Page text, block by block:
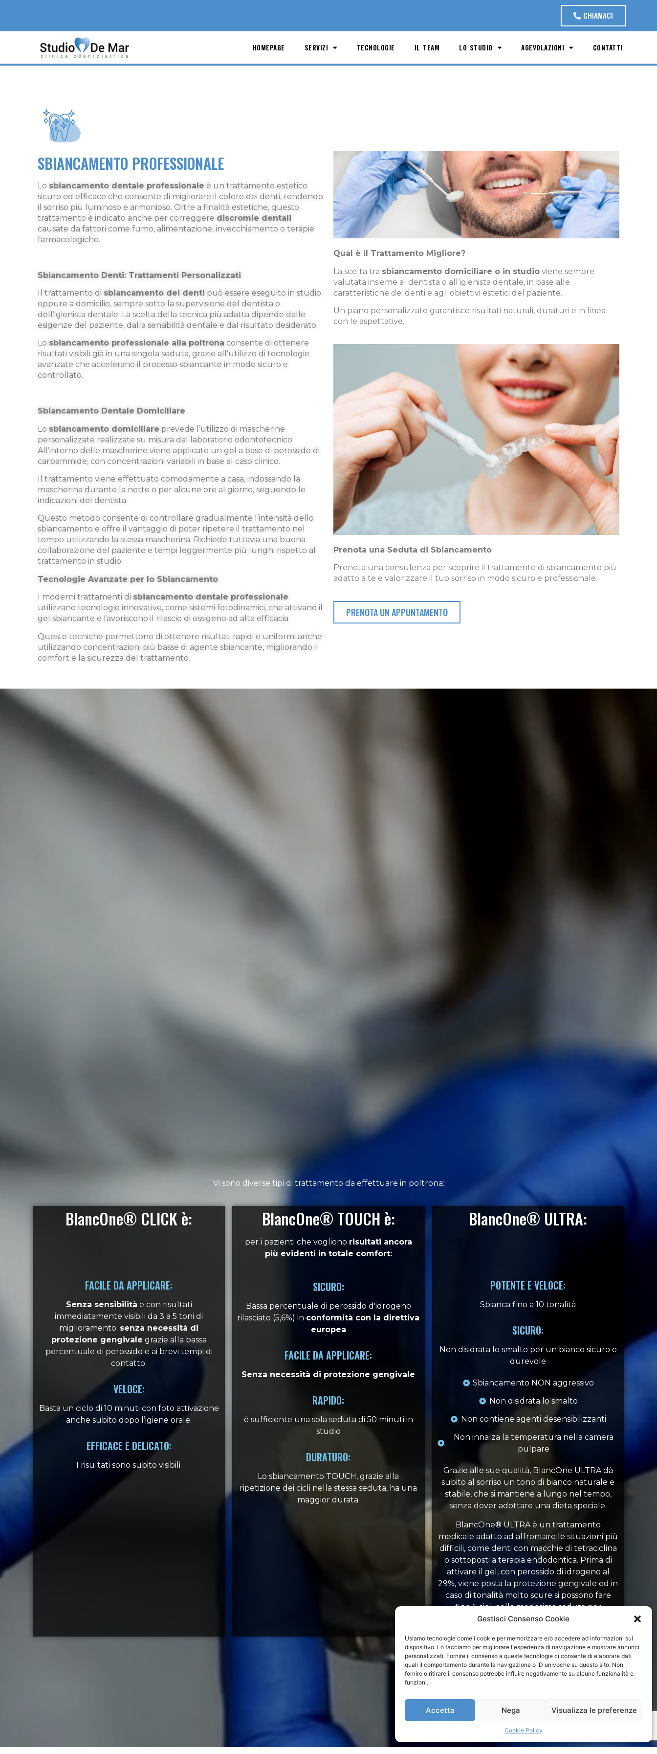
Gestisci Consenso Cookie
Usiamo tecnologie come i cookie per memorizzare e/o accedere ad informazioni sul
dispositivo. Lo facciamo per migliorare l'esperienza di navigazione e mostrare annunci
personalizzati. Fornire il consenso a queste tecnologie ci consente di elaborare dati
quali il comportamento durante la navigazione o ID univoche su questo sito. Non
fornire o ritirare il consenso potrebbe influire negativamente su alcune funzionalità e
funzioni.
Accetta Nega Visualizza le preferenze
Cookie Policy
CHIAMACI
HOMEPAGE SERVIZI TECNOLOGIE IL TEAM LO STUDIO AGEVOLAZIONI CONTATTI
SBIANCAMENTO PROFESSIONALE
Lo sbiancamento dentale professionale è un trattamento estetico
sicuro ed efficace che consente di migliorare il colore dei denti, rendendo
il sorriso più luminoso e armonioso. Oltre a finalità estetiche, questo
trattamento è indicato anche per correggere discromie dentali
causate da fattori come fumo, alimentazione, invecchiamento o terapie
farmacologiche.
Sbiancamento Denti: Trattamenti Personalizzati
Il trattamento di sbiancamento dei denti può essere eseguito in studio
oppure a domicilio, sempre sotto la supervisione del dentista o
dell’igienista dentale. La scelta della tecnica più adatta dipende dalle
esigenze del paziente, dalla sensibilità dentale e dal risultato desiderato.
Lo sbiancamento professionale alla poltrona consente di ottenere
risultati visibili già in una singola seduta, grazie all’utilizzo di tecnologie
avanzate che accelerano il processo sbiancante in modo sicuro e
controllato.
Sbiancamento Dentale Domiciliare
Lo sbiancamento domiciliare prevede l’utilizzo di mascherine
personalizzate realizzate su misura dal laboratorio odontotecnico.
All’interno delle mascherine viene applicato un gel a base di perossido di
carbammide, con concentrazioni variabili in base al caso clinico.
Il trattamento viene effettuato comodamente a casa, indossando la
mascherina durante la notte o per alcune ore al giorno, seguendo le
indicazioni del dentista.
Questo metodo consente di controllare gradualmente l’intensità dello
sbiancamento e offre il vantaggio di poter ripetere il trattamento nel
tempo utilizzando la stessa mascherina. Richiede tuttavia una buona
collaborazione del paziente e tempi leggermente più lunghi rispetto al
trattamento in studio.
Tecnologie Avanzate per lo Sbiancamento
I moderni trattamenti di sbiancamento dentale professionale
utilizzano tecnologie innovative, come sistemi fotodinamici, che attivano il
gel sbiancante e favoriscono il rilascio di ossigeno ad alta efficacia.
Queste tecniche permettono di ottenere risultati rapidi e uniformi anche
utilizzando concentrazioni più basse di agente sbiancante, migliorando il
comfort e la sicurezza del trattamento.
Qual è il Trattamento Migliore?
La scelta tra sbiancamento domiciliare o in studio viene sempre
valutata insieme al dentista o all’igienista dentale, in base alle
caratteristiche dei denti e agli obiettivi estetici del paziente.
Un piano personalizzato garantisce risultati naturali, duraturi e in linea
con le aspettative.
Prenota una Seduta di Sbiancamento
Prenota una consulenza per scoprire il trattamento di sbiancamento più
adatto a te e valorizzare il tuo sorriso in modo sicuro e professionale.
PRENOTA UN APPUNTAMENTO
Vi sono diverse tipi di trattamento da effettuare in poltrona:
BlancOne® CLICK è:
FACILE DA APPLICARE:
Senza sensibilità e con risultati
immediatamente visibili da 3 a 5 toni di
miglioramento: senza necessità di
protezione gengivale grazie alla bassa
percentuale di perossido e ai brevi tempi di
contatto.
VELOCE:
Basta un ciclo di 10 minuti con foto attivazione
anche subito dopo l’igiene orale.
EFFICACE E DELICATO:
I risultati sono subito visibili.
BlancOne® TOUCH è:
per i pazienti che vogliono risultati ancora
più evidenti in totale comfort:
SICURO:
Bassa percentuale di perossido d'idrogeno
rilasciato (5,6%) in conformità con la direttiva
europea
FACILE DA APPLICARE:
Senza necessità di protezione gengivale
RAPIDO:
è sufficiente una sola seduta di 50 minuti in
studio
DURATURO:
Lo sbiancamento TOUCH, grazie alla
ripetizione dei cicli nella stessa seduta, ha una
maggior durata.
BlancOne® ULTRA:
POTENTE E VELOCE:
Sbianca fino a 10 tonalità
SICURO:
Non disidrata lo smalto per un bianco sicuro e
durevole
Sbiancamento NON aggressivo
Non disidrata lo smalto
Non contiene agenti desensibilizzanti
Non innalza la temperatura nella camera
pulpare
Grazie alle sue qualità, BlancOne ULTRA dà
subito al sorriso un tono di bianco naturale e
stabile, che si mantiene a lungo nel tempo,
senza dover adottare una dieta speciale.
BlancOne® ULTRA è un trattamento
medicale adatto ad affrontare le situazioni più
difficili, come denti con macchie di tetraciclina
o sottoposti a terapia endodontica. Prima di
attivare il gel, con perossido di idrogeno al
29%, viene posta la protezione gengivale ed in
caso di tonalità molto scure si possono fare
fino 6 cicli nella medesima seduta per
raggiungere risultati davvero sorprendenti.